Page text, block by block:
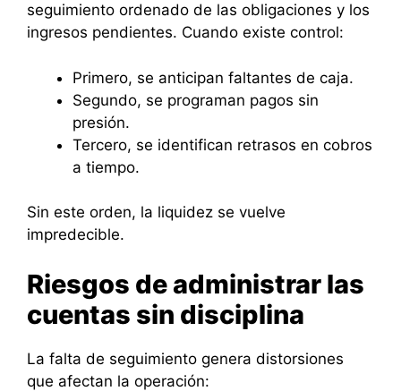
seguimiento ordenado de las obligaciones y los
ingresos pendientes. Cuando existe control:
Primero, se anticipan faltantes de caja.
Segundo, se programan pagos sin
presión.
Tercero, se identifican retrasos en cobros
a tiempo.
Sin este orden, la liquidez se vuelve
impredecible.
Riesgos de administrar las
cuentas sin disciplina
La falta de seguimiento genera distorsiones
que afectan la operación: